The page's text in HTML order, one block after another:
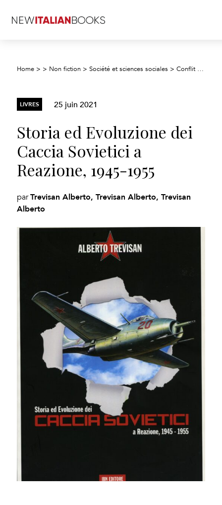
Home > > Non fiction >Société et sciences sociales >Conflit et défense
LIVRES 25 juin 2021
Storia ed Evoluzione dei
Caccia Sovietici a
Reazione, 1945-1955
parTrevisan Alberto, Trevisan Alberto, Trevisan
Alberto